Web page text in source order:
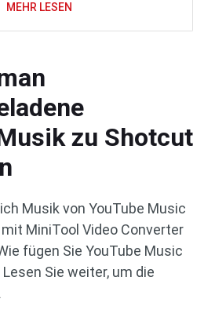
MEHR LESEN
zu Shotcut
Musik von YouTube Music
MiniTool Video Converter
fügen Sie YouTube Music
Sie weiter, um die